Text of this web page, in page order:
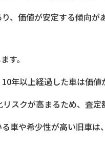
、価値が安定する傾向が
す。
年以上経過した車は価値
スクが高まるため、査定
車や希少性が高い旧車は